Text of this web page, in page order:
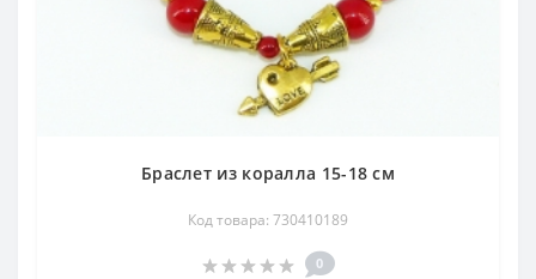
Браслет из коралла 15-18 см
Код товара: 730410189
0